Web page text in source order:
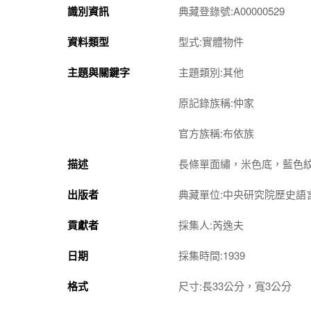
識別資訊 典藏登錄號:A00000529
資料類型 型式:實體物件
主題與關鍵字 主題類別:其他
原記錄族稱:仲家
官方族稱:布依族
描述 長條單面繡，米色底，藍色
出版者 典藏單位:中央研究院歷史語
貢獻者 採集人:芮逸夫
日期 採集時間:1939
格式 尺寸:長33公分，寬3公分